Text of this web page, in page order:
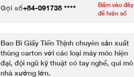
Gọi số+84-091738 ****
Bấm vào đây
để hiện số
Bao Bì Giấy Tiến Thịnh chuyên sản xuất
thùng carton với các loại máy móc hiện
đại, đội ngũ kỹ thuật có tay nghề, qui mô
nhà xưởng lớn.